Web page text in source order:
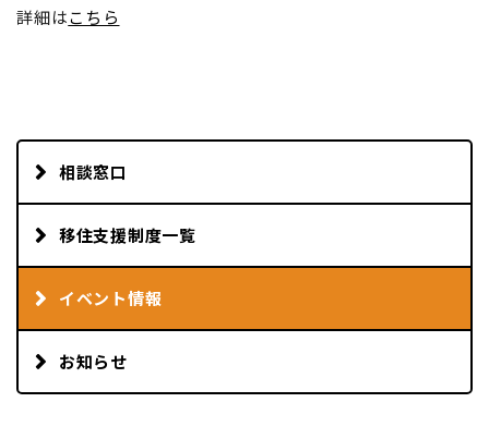
詳細はこちら
相談窓口
移住支援制度一覧
イベント情報
お知らせ